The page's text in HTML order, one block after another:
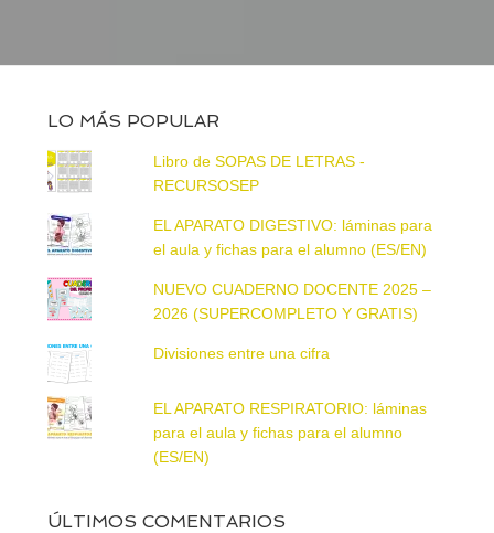
LO MÁS POPULAR
Libro de SOPAS DE LETRAS -
RECURSOSEP
EL APARATO DIGESTIVO: láminas para
el aula y fichas para el alumno (ES/EN)
NUEVO CUADERNO DOCENTE 2025 –
2026 (SUPERCOMPLETO Y GRATIS)
Divisiones entre una cifra
EL APARATO RESPIRATORIO: láminas
para el aula y fichas para el alumno
(ES/EN)
ÚLTIMOS COMENTARIOS